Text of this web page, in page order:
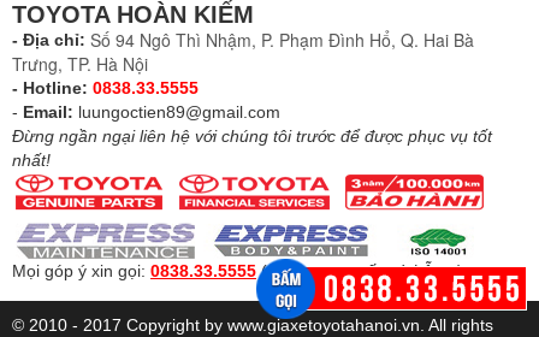
TOYOTA HOÀN KIẾM
- Địa chỉ: Số 94 Ngô Thì Nhậm, P. Phạm Đình Hổ, Q. Hai Bà
Trưng, TP. Hà Nội
- Hotline: 0838.33.5555
- Email: luungoctien89@gmail.com
Đừng ngần ngại liên hệ với chúng tôi trước để được phục vụ tốt
nhất!
Mọi góp ý xin gọi: 0838.33.5555 (Để được tư vấn và hỗ trợ)
© 2010 - 2017 Copyright by www.giaxetoyotahanoi.vn. All rights